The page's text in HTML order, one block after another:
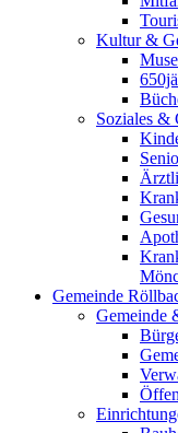
Kultur &
Soziales &
Gemeinde
Gemeinde